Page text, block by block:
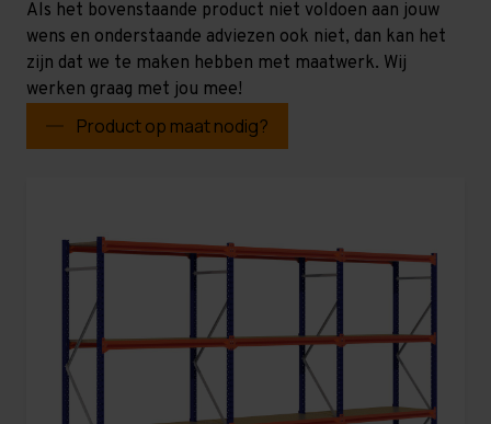
Als het bovenstaande product niet voldoen aan jouw
wens en onderstaande adviezen ook niet, dan kan het
zijn dat we te maken hebben met maatwerk. Wij
werken graag met jou mee!
Product op maat nodig?